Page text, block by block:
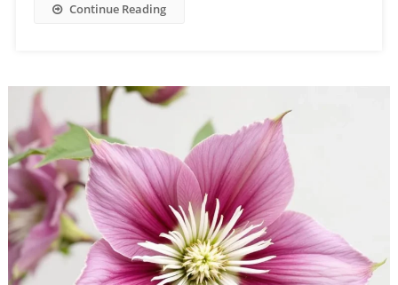
Continue Reading